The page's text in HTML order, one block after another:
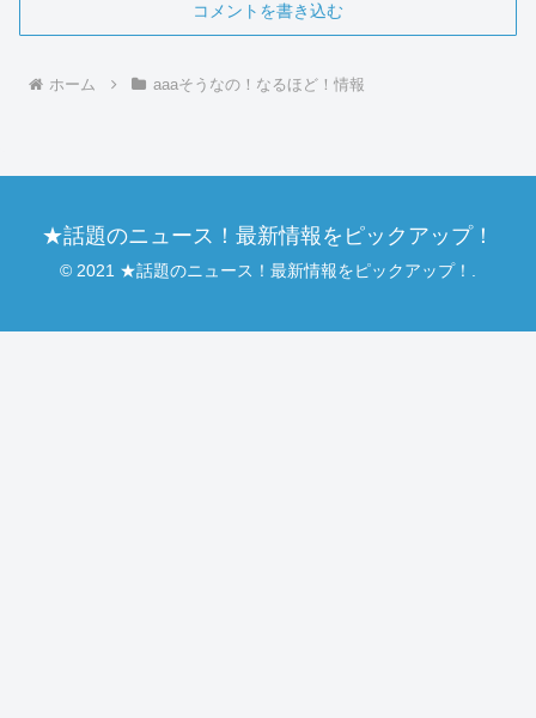
コメントを書き込む
ホーム aaaそうなの！なるほど！情報
★話題のニュース！最新情報をピックアップ！
© 2021 ★話題のニュース！最新情報をピックアップ！.